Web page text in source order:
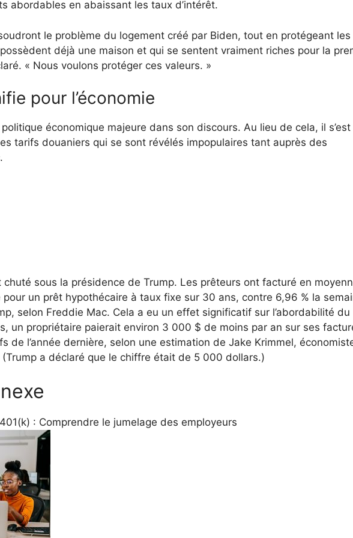
abordables en abaissant les taux d’intérêt.
le problème du logement créé par Biden, tout en protégeant les
déjà une maison et qui se sentent vraiment riches pour la
« Nous voulons protéger ces valeurs. »
pour l’économie
économique majeure dans son discours. Au lieu de cela, il s’est
tarifs douaniers qui se sont révélés impopulaires tant auprès des
sous la présidence de Trump. Les prêteurs ont facturé en
pour un prêt hypothécaire à taux fixe sur 30 ans, contre 6,96 % la
selon Freddie Mac. Cela a eu un effet significatif sur l’abordabilité du
un propriétaire paierait environ 3 000 $ de moins par an sur ses
de l’année dernière, selon une estimation de Jake Krimmel,
(Trump a déclaré que le chiffre était de 5 000 dollars.)
: Comprendre le jumelage des employeurs